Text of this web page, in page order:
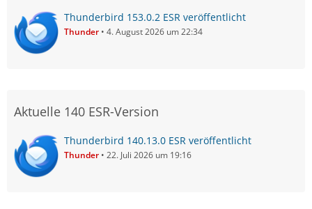
Thunderbird 153.0.2 ESR veröffentlicht
Thunder 4. August 2026 um 22:34
Aktuelle 140 ESR-Version
Thunderbird 140.13.0 ESR veröffentlicht
Thunder 22. Juli 2026 um 19:16